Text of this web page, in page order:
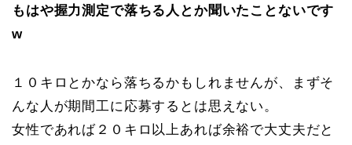
もはや握力測定で落ちる人とか聞いたことないです
w
１０キロとかなら落ちるかもしれませんが、まずそ
んな人が期間工に応募するとは思えない。
女性であれば２０キロ以上あれば余裕で大丈夫だと